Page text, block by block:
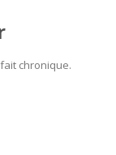
chronique.